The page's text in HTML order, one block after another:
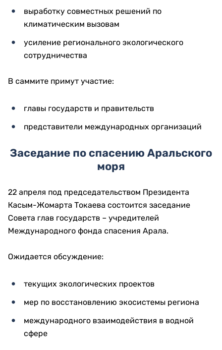
выработку совместных решений по
климатическим вызовам
усиление регионального экологического
сотрудничества
В саммите примут участие:
главы государств и правительств
представители международных организаций
Заседание по спасению Аральского
моря
22 апреля под председательством Президента
Касым-Жомарта Токаева состоится заседание
Совета глав государств – учредителей
Международного фонда спасения Арала.
Ожидается обсуждение:
текущих экологических проектов
мер по восстановлению экосистемы региона
международного взаимодействия в водной
сфере